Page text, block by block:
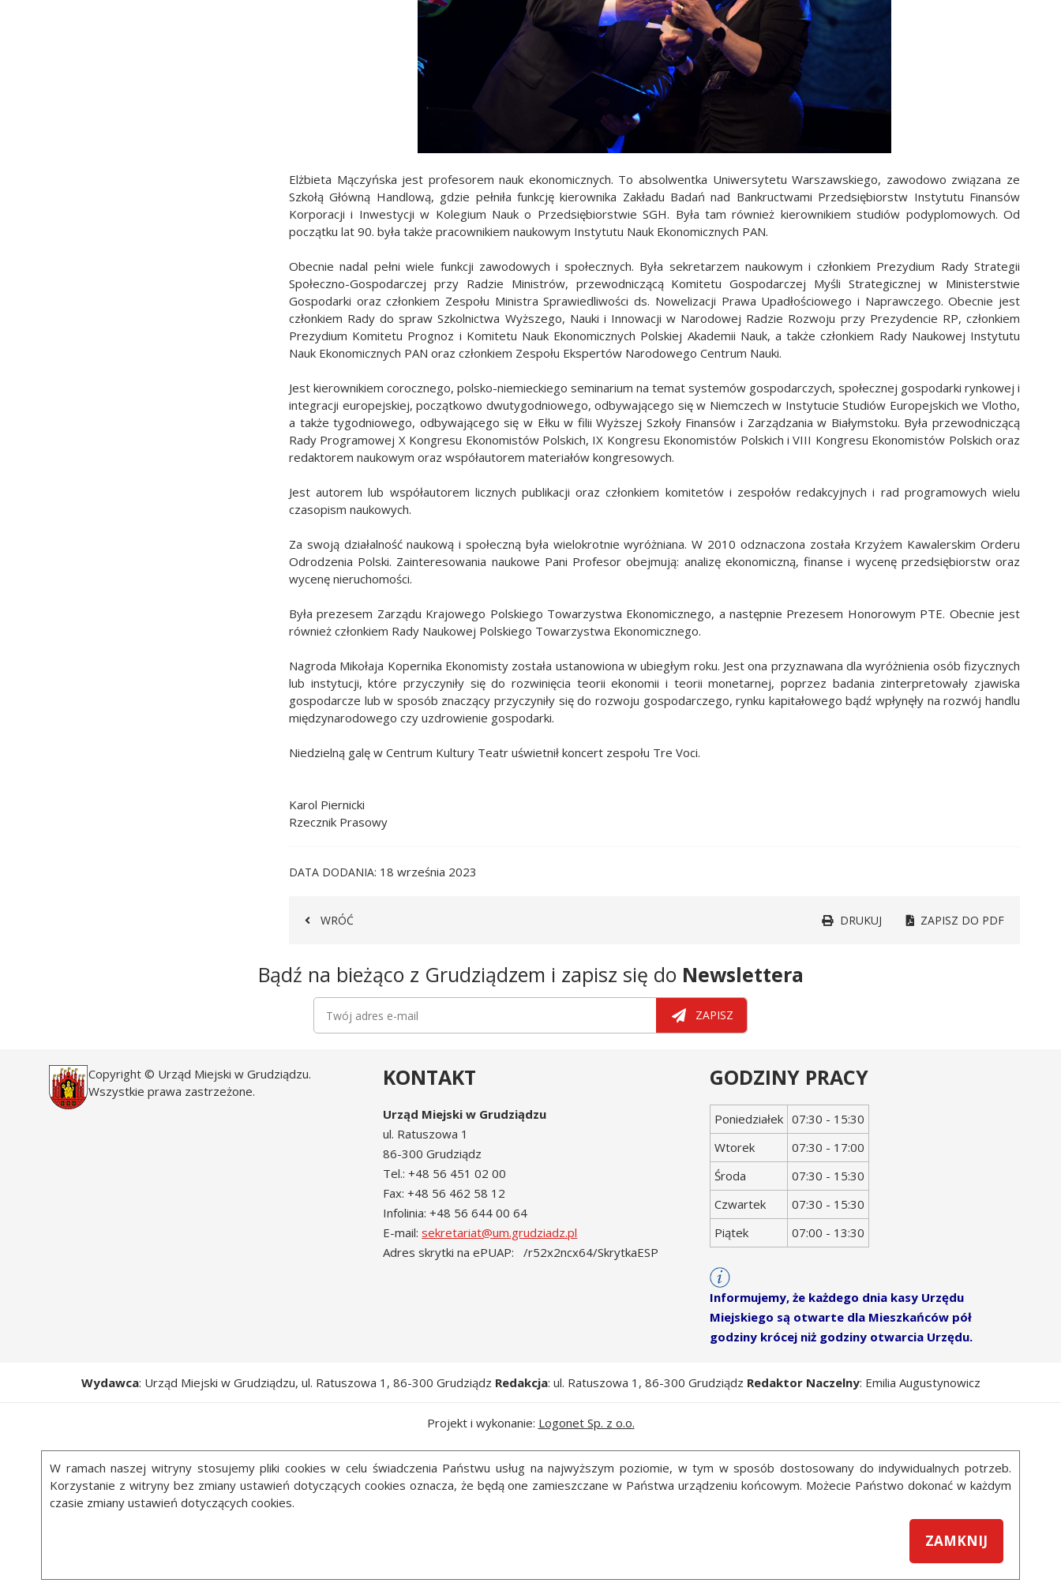
Elżbieta Mączyńska jest profesorem nauk ekonomicznych. To absolwentka Uniwersytetu Warszawskiego, zawodowo związana ze
Szkołą Główną Handlową, gdzie pełniła funkcję kierownika Zakładu Badań nad Bankructwami Przedsiębiorstw Instytutu Finansów
Korporacji i Inwestycji w Kolegium Nauk o Przedsiębiorstwie SGH. Była tam również kierownikiem studiów podyplomowych. Od
początku lat 90. była także pracownikiem naukowym Instytutu Nauk Ekonomicznych PAN.
Obecnie nadal pełni wiele funkcji zawodowych i społecznych. Była sekretarzem naukowym i członkiem Prezydium Rady Strategii
Społeczno-Gospodarczej przy Radzie Ministrów, przewodniczącą Komitetu Gospodarczej Myśli Strategicznej w Ministerstwie
Gospodarki oraz członkiem Zespołu Ministra Sprawiedliwości ds. Nowelizacji Prawa Upadłościowego i Naprawczego. Obecnie jest
członkiem Rady do spraw Szkolnictwa Wyższego, Nauki i Innowacji w Narodowej Radzie Rozwoju przy Prezydencie RP, członkiem
Prezydium Komitetu Prognoz i Komitetu Nauk Ekonomicznych Polskiej Akademii Nauk, a także członkiem Rady Naukowej Instytutu
Nauk Ekonomicznych PAN oraz członkiem Zespołu Ekspertów Narodowego Centrum Nauki.
Jest kierownikiem corocznego, polsko-niemieckiego seminarium na temat systemów gospodarczych, społecznej gospodarki rynkowej i
integracji europejskiej, początkowo dwutygodniowego, odbywającego się w Niemczech w Instytucie Studiów Europejskich we Vlotho,
a także tygodniowego, odbywającego się w Ełku w filii Wyższej Szkoły Finansów i Zarządzania w Białymstoku. Była przewodniczącą
Rady Programowej X Kongresu Ekonomistów Polskich, IX Kongresu Ekonomistów Polskich i VIII Kongresu Ekonomistów Polskich oraz
redaktorem naukowym oraz współautorem materiałów kongresowych.
Jest autorem lub współautorem licznych publikacji oraz członkiem komitetów i zespołów redakcyjnych i rad programowych wielu
czasopism naukowych.
Za swoją działalność naukową i społeczną była wielokrotnie wyróżniana. W 2010 odznaczona została Krzyżem Kawalerskim Orderu
Odrodzenia Polski. Zainteresowania naukowe Pani Profesor obejmują: analizę ekonomiczną, finanse i wycenę przedsiębiorstw oraz
wycenę nieruchomości.
Była prezesem Zarządu Krajowego Polskiego Towarzystwa Ekonomicznego, a następnie Prezesem Honorowym PTE. Obecnie jest
również członkiem Rady Naukowej Polskiego Towarzystwa Ekonomicznego.
Nagroda Mikołaja Kopernika Ekonomisty została ustanowiona w ubiegłym roku. Jest ona przyznawana dla wyróżnienia osób fizycznych
lub instytucji, które przyczyniły się do rozwinięcia teorii ekonomii i teorii monetarnej, poprzez badania zinterpretowały zjawiska
gospodarcze lub w sposób znaczący przyczyniły się do rozwoju gospodarczego, rynku kapitałowego bądź wpłynęły na rozwój handlu
międzynarodowego czy uzdrowienie gospodarki.
Niedzielną galę w Centrum Kultury Teatr uświetnił koncert zespołu Tre Voci.
Karol Piernicki
Rzecznik Prasowy
DATA DODANIA 18 września 2023
WRÓĆ DRUKUJ ZAPISZ DO PDF
Bądź na bieżąco z Grudziądzem i zapisz się do Newslettera
ZAPISZ
Copyright © Urząd Miejski w Grudziądzu.
Wszystkie prawa zastrzeżone.
KONTAKT
Urząd Miejski w Grudziądzu
ul. Ratuszowa 1
86-300 Grudziądz
Tel.: +48 56 451 02 00
Fax: +48 56 462 58 12
Infolinia: +48 56 644 00 64
E-mail:sekretariat@um.grudziadz.pl
Adres skrytki na ePUAP: /r52x2ncx64/SkrytkaESP
GODZINY PRACY
Dzień
tygodnia
Godziny
otwarcia
Poniedziałek 07:30 - 15:30
Wtorek
07:30 - 17:00
Środa
07:30 - 15:30
Czwartek
07:30 - 15:30
Piątek
07:00 - 13:30
Informujemy, że każdego dnia kasy Urzędu
Miejskiego są otwarte dla Mieszkańców pół
godziny krócej niż godziny otwarcia Urzędu.
Wydawca: Urząd Miejski w Grudziądzu, ul. Ratuszowa 1, 86-300 Grudziądz Redakcja: ul. Ratuszowa 1, 86-300 Grudziądz Redaktor Naczelny: Emilia Augustynowicz
Projekt i wykonanie: Logonet Sp. z o.o.
W ramach naszej witryny stosujemy pliki cookies w celu świadczenia Państwu usług na najwyższym poziomie, w tym w sposób dostosowany do indywidualnych potrzeb.
Korzystanie z witryny bez zmiany ustawień dotyczących cookies oznacza, że będą one zamieszczane w Państwa urządzeniu końcowym. Możecie Państwo dokonać w każdym
czasie zmiany ustawień dotyczących cookies.
ZAMKNIJ